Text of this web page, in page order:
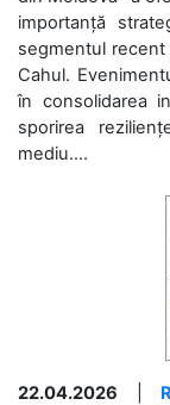
importanță
segmentul recent
Cahul.
în consolidarea
sporirea
mediu....
22.04.2026